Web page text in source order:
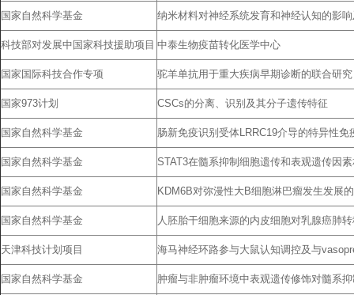
国家自然科学基金
纳米材料对神经系统发育和神经认知的影
科技部对发展中国家科技援助项目 中泰生物疫苗转化医学中心
国家国际科技合作专项 驼羊单抗用于重大疾病早期诊断的联合研究
国家973计划 CSCs的分离、识别及其分子遗传特征
国家自然科学基金 肠新免疫识别受体LRRC19介导的特异性
国家自然科学基金 STAT3在髓系抑制细胞遗传和表观遗传因
国家自然科学基金 KDM6B对弥漫性大B细胞淋巴瘤发生发展
国家自然科学基金 人胚胎干细胞来源的内皮细胞对乳腺癌肺
天津科技计划项目 海马神经环路参与大鼠认知调控及与
国家自然科学基金 肿瘤与非肿瘤环境中表观遗传修饰对髓系